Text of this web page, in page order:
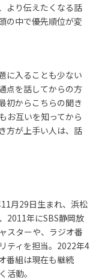
より伝えたくなる話
の中で優先順位が変
に入ることも少ない
点を話してからの方
初からこちらの聞き
お互いを知ってから
方が上手い人は、話
11月29日生まれ、浜松
2011年にSBS静岡放
スターや、ラジオ番
ィを担当。 2022年4
番組は現在も継続
活動。